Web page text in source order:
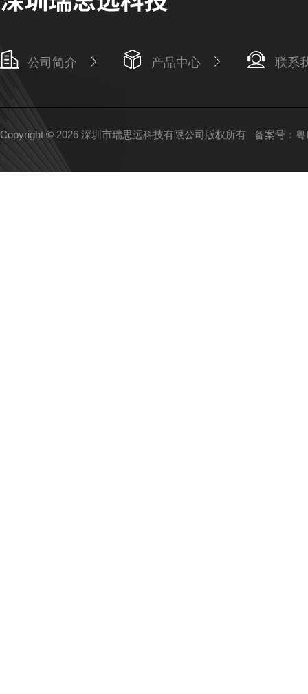
公司简介 产品中心 联系
Copyright © 2026 深圳市瑞思远科技有限公司版权所有 备案号：